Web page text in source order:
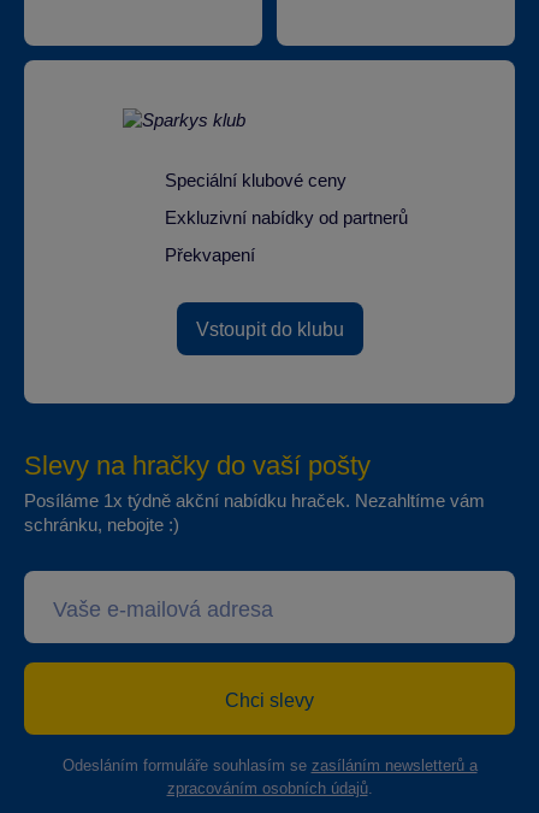
Speciální klubové ceny
Exkluzivní nabídky od partnerů
Překvapení
Vstoupit do klubu
Slevy na hračky do vaší pošty
Posíláme 1x týdně akční nabídku hraček. Nezahltíme vám
schránku, nebojte :)
Chci slevy
Odesláním formuláře souhlasím se zasíláním newsletterů a
zpracováním osobních údajů.